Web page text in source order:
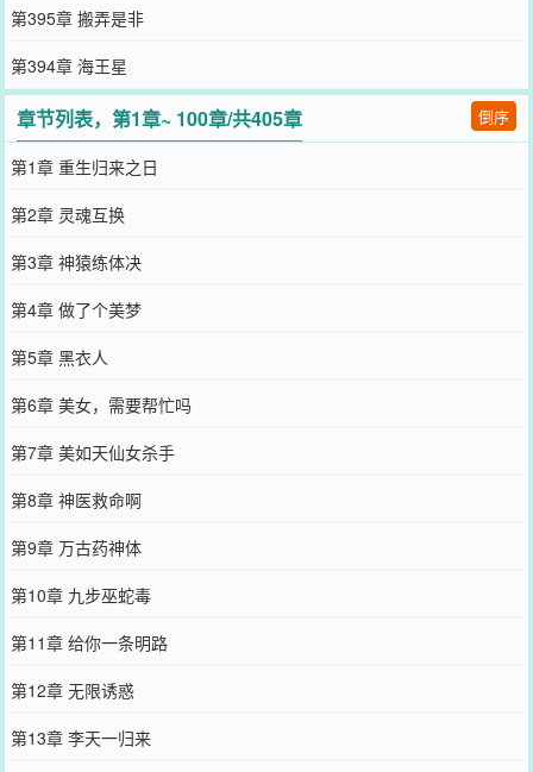
第395章 搬弄是非
第394章 海王星
章节列表，第1章~ 100章/共405章 倒序
第1章 重生归来之日
第2章 灵魂互换
第3章 神猿练体决
第4章 做了个美梦
第5章 黑衣人
第6章 美女，需要帮忙吗
第7章 美如天仙女杀手
第8章 神医救命啊
第9章 万古药神体
第10章 九步巫蛇毒
第11章 给你一条明路
第12章 无限诱惑
第13章 李天一归来